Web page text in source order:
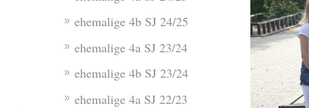
ehemalige 4b SJ 24/25
ehemalige 4a SJ 23/24
ehemalige 4b SJ 23/24
ehemalige 4a SJ 22/23